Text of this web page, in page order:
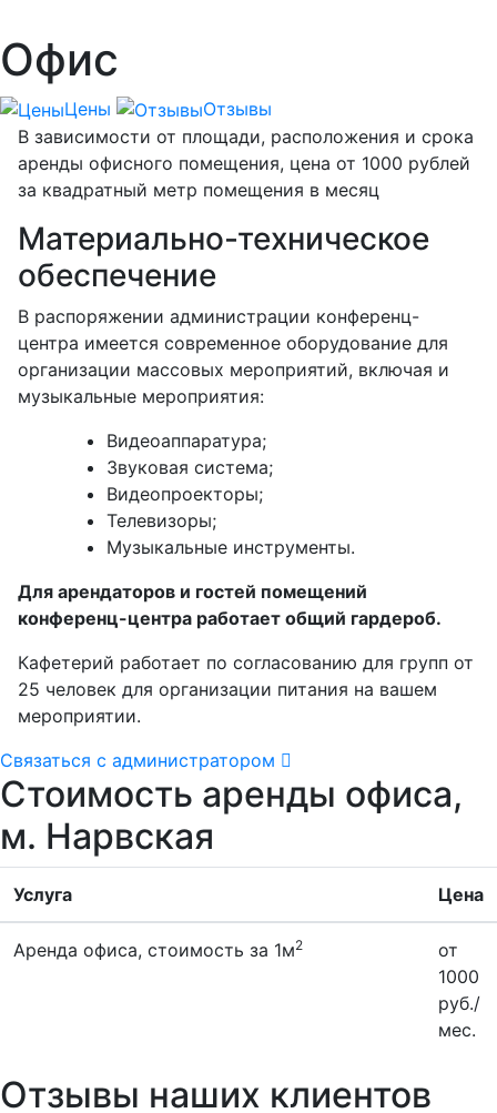
Офис
Цены
Отзывы
В зависимости от площади, расположения и срока
аренды офисного помещения, цена от 1000 рублей
за квадратный метр помещения в месяц
Материально-техническое
обеспечение
В распоряжении администрации конференц-
центра имеется современное оборудование для
организации массовых мероприятий, включая и
музыкальные мероприятия:
Видеоаппаратура;
Звуковая система;
Видеопроекторы;
Телевизоры;
Музыкальные инструменты.
Для арендаторов и гостей помещений
конференц-центра работает общий гардероб.
Кафетерий работает по согласованию для групп от
25 человек для организации питания на вашем
мероприятии.
Связаться с администратором
Стоимость аренды офиса,
м. Нарвская
Услуга Цена
Аренда офиса, стоимость за 1м2
от
1000
руб./
мес.
Отзывы наших клиентов